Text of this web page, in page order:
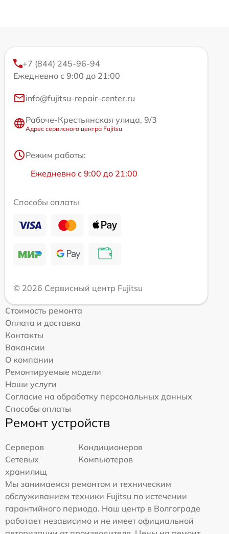
+7 (844) 245-96-94
Ежедневно с 9:00 до 21:00
info@fujitsu-repair-center.ru
Рабоче-Крестьянская улица, 9/3
Адрес сервисного центра Fujitsu
Режим работы:
Ежедневно с 9:00 до 21:00
Способы оплаты
© 2026 Сервисный центр Fujitsu
Стоимость ремонта
Оплата и доставка
Контакты
Вакансии
О компании
Ремонтируемые модели
Наши услуги
Согласие на обработку персональных данных
Способы оплаты
Ремонт устройств
Серверов
Кондиционеров
Сетевых
хранилищ
Компьютеров
Мы занимаемся ремонтом и техническим
обслуживанием техники Fujitsu по истечении
гарантийного периода. Наш центр в Волгограде
работает независимо и не имеет официальной